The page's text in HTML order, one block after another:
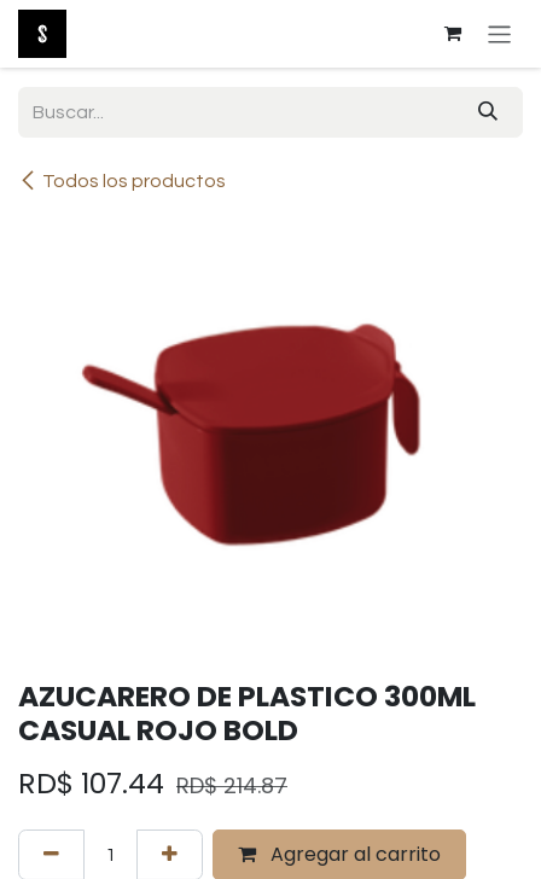
Ir al contenido
Todos los productos
AZUCARERO DE PLASTICO 300ML
CASUAL ROJO BOLD
RD$ 107.44 RD$214.87
Agregar al carrito